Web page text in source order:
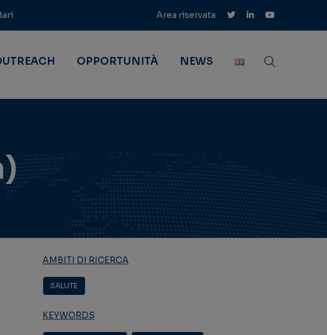
Area riservata
OPPORTUNITÀ NEWS
AMBITI DI RICERCA
SALUTE
KEYWORDS